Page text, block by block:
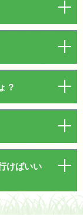
？
けばいい